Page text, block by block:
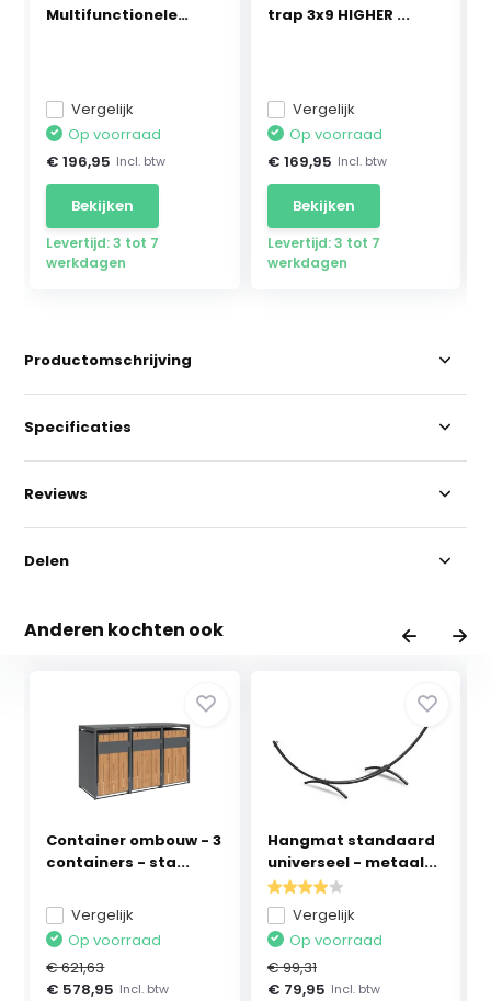
Multifunctionele
Vergelijk
Op voorraad
€ 196,95 Incl. btw
Bekijken
Levertijd: 3 tot 7
werkdagen
trap 3x9 HIGHER ...
Vergelijk
Op voorraad
€ 169,95 Incl. btw
Bekijken
Levertijd: 3 tot 7
werkdagen
Productomschrijving
Specificaties
Reviews
Delen
Anderen kochten ook
Container ombouw - 3
containers - sta...
Vergelijk
Op voorraad
€ 621,63
€ 578,95 Incl. btw
Hangmat standaard
universeel - metaal...
Vergelijk
Op voorraad
€ 99,31
€ 79,95 Incl. btw